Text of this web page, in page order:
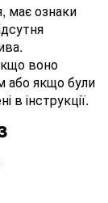
має ознаки
воно
або якщо були
в інструкції.